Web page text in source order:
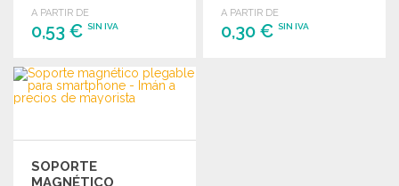
A PARTIR DE
0,53 € SIN IVA
PEDIR
Solicitar un presupuesto
A PARTIR DE
0,30 €SIN IVA
SOPORTE
MAGNÉTICO